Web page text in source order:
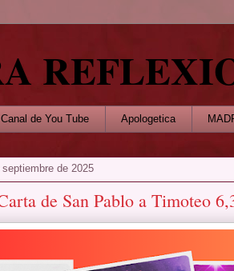
Canal de You Tube Apologetica
de 2025
de San Pablo a Timoteo